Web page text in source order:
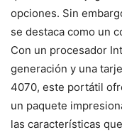
opciones. Sin
se destaca como un
Con un procesador
generación y una
4070, este portátil
un paquete
las características